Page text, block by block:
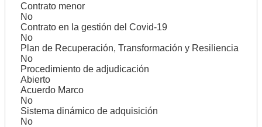
Contrato menor
No
Contrato en la gestión del Covid-19
No
Plan de Recuperación, Transformación y Resiliencia
No
Procedimiento de adjudicación
Abierto
Acuerdo Marco
No
Sistema dinámico de adquisición
No